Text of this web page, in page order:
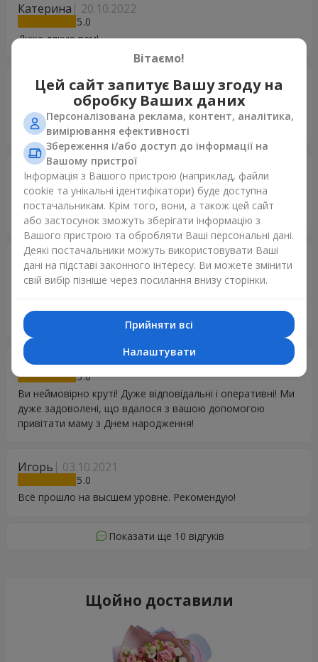
Катерина 20.10.2022
5
Дуже дякую вам!
Алексей 16.08.2022
5
Спасибо за услугу, жене понравились цветы,
свежие,хорошие. и доставка вовремя!! рекомендую вас
Александр 25.01.2022
5
Спасибо большое, уровень доставки и Цветов очень
хороший, Жена счастлива)))
Альона 19.01.2022
5
Ви неймовірно круті! Дуже відповідальні і оперативні! Ми
привітати маму з Днем народження!
Альона 19.01.2022
5
Ви неймовірно круті! Дуже відповідальні і оперативні! Ми
дуже задоволені, що вдалося з вашою допомогою
привітати маму з Днем народження!
Игорь 03.10.2021
5
Всё прошло на высшем уровне. Рекомендую!
Показати ще 10 відгуків
Щойно доставили
Вітаємо!
Цей сайт запитує Вашу згоду на
обробку Ваших даних
Персоналізована реклама, контент, аналітика,
вимірювання ефективності
Збереження і/або доступ до інформації на
Вашому пристрої
Інформація з Вашого пристрою (наприклад, файли
cookie та унікальні ідентифікатори) буде доступна
постачальникам. Крім того, вони, а також цей сайт
або застосунок зможуть зберігати інформацію з
Вашого пристрою та обробляти Ваші персональні дані.
Деякі постачальники можуть використовувати Ваші
дані на підставі законного інтересу. Ви можете змінити
свій вибір пізніше через посилання внизу сторінки.
Прийняти всі
Налаштувати